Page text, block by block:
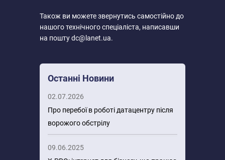
Також ви можете звернутись самостійно до
нашого технічного спеціаліста, написавши
на пошту dc@lanet.ua.
Останні Новини
02.07.2026
Про перебої в роботі датацентру після
ворожого обстрілу
09.06.2025